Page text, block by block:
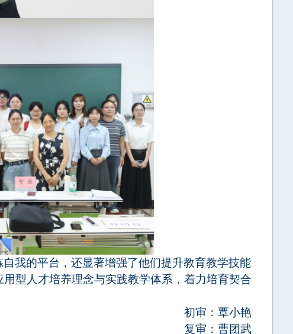
我的平台，还显著增强了他们提升教育教学技能
型人才培养理念与实践教学体系，着力培育契合
初审： 覃小艳
复审： 曹团武